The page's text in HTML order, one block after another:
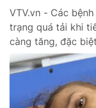
VTV.vn - Các
trạng quá tải khi
càng tăng, đặc